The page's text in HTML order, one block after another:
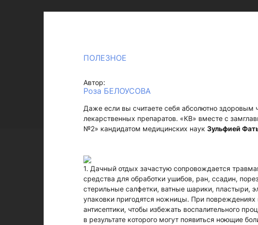
ПОЛЕЗНОЕ
Автор:
Роза БЕЛОУСОВА
Даже если вы считаете себя абсолютно
лекарственных препаратов. «КВ» вместе с
№2» кандидатом медицинских наук Зульфией
1. Дачный отдых зачастую сопровождается
средства для обработки ушибов, ран, ссадин,
стерильные салфетки, ватные шарики, пластыри,
упаковки пригодятся ножницы. При
антисептики, чтобы избежать воспалительного
в результате которого могут появиться ноющие